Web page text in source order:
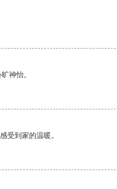
神怡。
受到家的温暖。